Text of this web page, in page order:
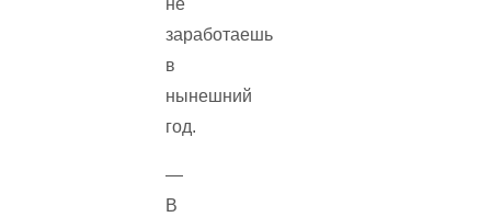
не
заработаешь
в
нынешний
год.
—
В